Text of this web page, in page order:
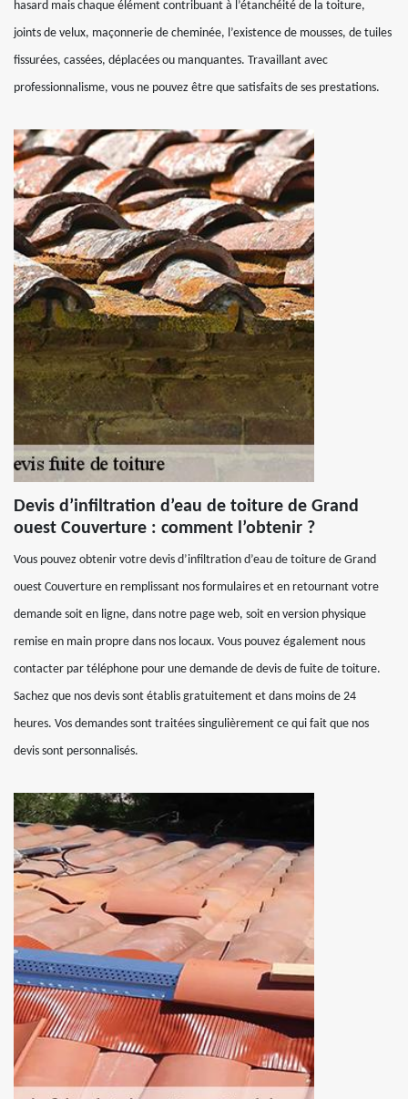
hasard mais chaque élément contribuant à l’étanchéité de la toiture,
joints de velux, maçonnerie de cheminée, l’existence de mousses, de tuiles
fissurées, cassées, déplacées ou manquantes. Travaillant avec
professionnalisme, vous ne pouvez être que satisfaits de ses prestations.
Devis d’infiltration d’eau de toiture de Grand
ouest Couverture : comment l’obtenir ?
Vous pouvez obtenir votre devis d’infiltration d’eau de toiture de Grand
ouest Couverture en remplissant nos formulaires et en retournant votre
demande soit en ligne, dans notre page web, soit en version physique
remise en main propre dans nos locaux. Vous pouvez également nous
contacter par téléphone pour une demande de devis de fuite de toiture.
Sachez que nos devis sont établis gratuitement et dans moins de 24
heures. Vos demandes sont traitées singulièrement ce qui fait que nos
devis sont personnalisés.